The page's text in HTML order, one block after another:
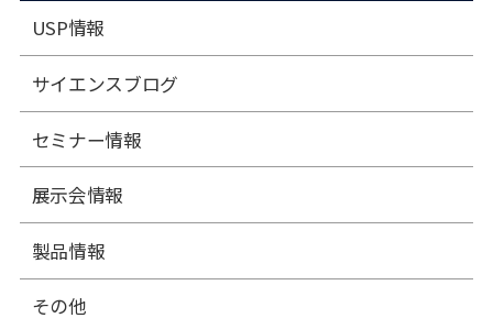
USP情報
サイエンスブログ
セミナー情報
展⽰会情報
製品情報
その他